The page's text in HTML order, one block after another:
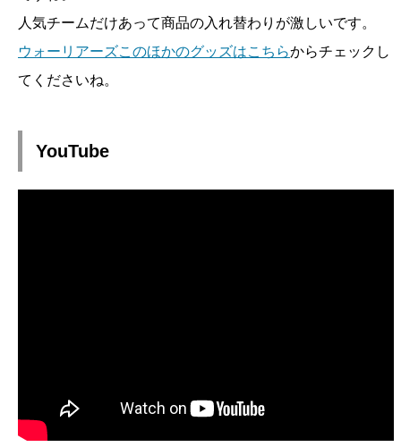
人気チームだけあって商品の入れ替わりが激しいです。
ウォーリアーズこのほかのグッズはこちらからチェックし
てくださいね。
YouTube